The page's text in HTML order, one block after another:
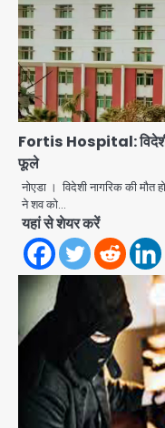
Fortis Hospital: विदेशी
फूले
नोएडा । विदेशी नागरिक की
ने शव को…
यहां से शेयर करें